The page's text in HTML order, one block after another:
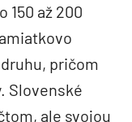
150 až 200
pričom
Slovenské
ale svojou